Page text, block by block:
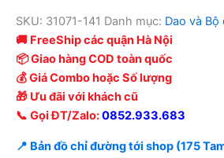
SKU: 31071-141 Danh mục: Dao và Bộ
🚚 FreeShip các quận Hà Nội
📦 Giao hàng COD toàn quốc
💰 Giá Combo hoặc Số lượng
🎁 Ưu đãi với khách cũ
📞 Gọi ĐT/Zalo:0852.933.683
📍 Bản đồ chỉ đường tới shop (175